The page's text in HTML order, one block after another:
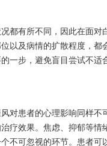
有所不同，因此在面对
以及病情的扩散程度，都
一步，避免盲目尝试不适
患者的心理影响同样不
疗效果。焦虑、抑郁等情
不可忽视的环节。患者可